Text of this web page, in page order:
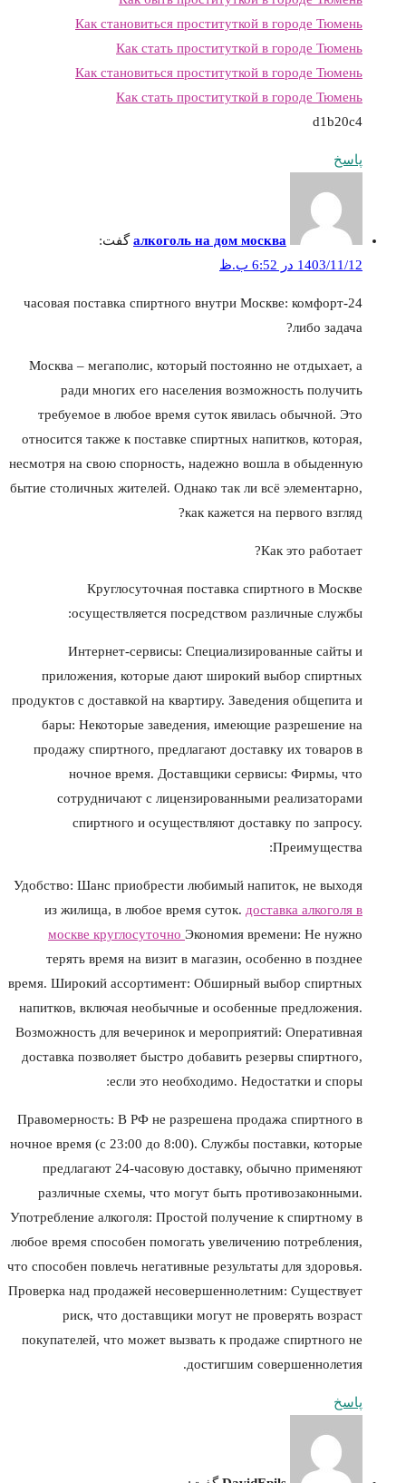
Как становиться проституткой в городе Тюмень
Как стать проституткой в городе Тюмень
Как становиться проституткой в городе Тюмень
Как стать проституткой в городе Тюмень
d1b20c4
پاسخ
алкоголь на дом москва گفت:
1403/11/12 در 6:52 ب.ظ
24-часовая поставка спиртного внутри Москве: комфорт
либо задача?
Москва – мегаполис, который постоянно не отдыхает, а
ради многих его населения возможность получить
требуемое в любое время суток явилась обычной. Это
относится также к поставке спиртных напитков, которая,
несмотря на свою спорность, надежно вошла в обыденную
бытие столичных жителей. Однако так ли всё элементарно,
как кажется на первого взгляд?
Как это работает?
Круглосуточная поставка спиртного в Москве
осуществляется посредством различные службы:
Интернет-сервисы: Специализированные сайты и
приложения, которые дают широкий выбор спиртных
продуктов с доставкой на квартиру. Заведения общепита и
бары: Некоторые заведения, имеющие разрешение на
продажу спиртного, предлагают доставку их товаров в
ночное время. Доставщики сервисы: Фирмы, что
сотрудничают с лицензированными реализаторами
спиртного и осуществляют доставку по запросу.
Преимущества:
Удобство: Шанс приобрести любимый напиток, не выходя
из жилища, в любое время суток. доставка алкоголя в
москве круглосуточно Экономия времени: Не нужно
терять время на визит в магазин, особенно в позднее
время. Широкий ассортимент: Обширный выбор спиртных
напитков, включая необычные и особенные предложения.
Возможность для вечеринок и мероприятий: Оперативная
доставка позволяет быстро добавить резервы спиртного,
если это необходимо. Недостатки и споры:
Правомерность: В РФ не разрешена продажа спиртного в
ночное время (с 23:00 до 8:00). Службы поставки, которые
предлагают 24-часовую доставку, обычно применяют
различные схемы, что могут быть противозаконными.
Употребление алкоголя: Простой получение к спиртному в
любое время способен помогать увеличению потребления,
что способен повлечь негативные результаты для здоровья.
Проверка над продажей несовершеннолетним: Существует
риск, что доставщики могут не проверять возраст
покупателей, что может вызвать к продаже спиртного не
достигшим совершеннолетия.
پاسخ